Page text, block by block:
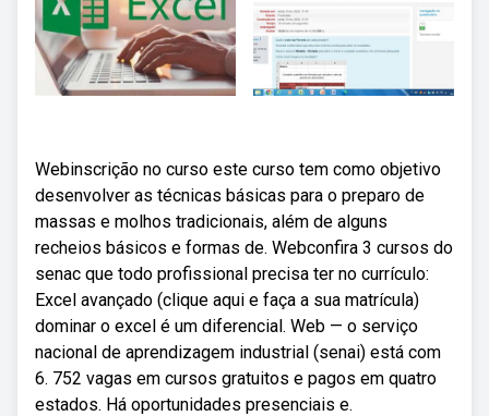
Webinscrição no curso este curso tem como objetivo
desenvolver as técnicas básicas para o preparo de
massas e molhos tradicionais, além de alguns
recheios básicos e formas de. Webconfira 3 cursos do
senac que todo profissional precisa ter no currículo:
Excel avançado (clique aqui e faça a sua matrícula)
dominar o excel é um diferencial. Web — o serviço
nacional de aprendizagem industrial (senai) está com
6. 752 vagas em cursos gratuitos e pagos em quatro
estados. Há oportunidades presenciais e.